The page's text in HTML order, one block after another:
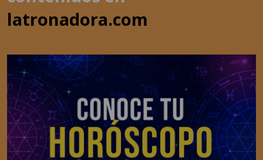
latronadora.com